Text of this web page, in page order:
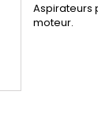
Aspirateurs
moteur.